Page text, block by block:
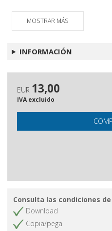
Viaggio nell'anima della
tradizione, innovazione,
MOSTRAR MÁS
INFORMACIÓN
EUR 13,00
IVA excluido
Consulta las condiciones
Download
Copia/pega